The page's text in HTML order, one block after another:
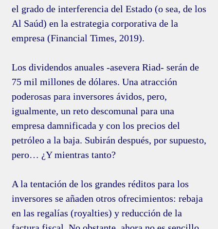
el grado de interferencia del Estado (o sea, de los
Al Saúd) en la estrategia corporativa de la
empresa (Financial Times, 2019).
Los dividendos anuales -asevera Riad- serán de
75 mil millones de dólares. Una atracción
poderosas para inversores ávidos, pero,
igualmente, un reto descomunal para una
empresa damnificada y con los precios del
petróleo a la baja. Subirán después, por supuesto,
pero… ¿Y mientras tanto?
A la tentación de los grandes réditos para los
inversores se añaden otros ofrecimientos: rebaja
en las regalías (royalties) y reducción de la